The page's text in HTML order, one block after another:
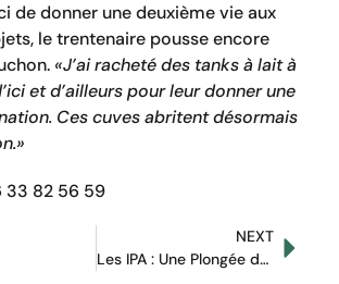
de donner une deuxième vie aux
le trentenaire pousse encore
«J’ai racheté des tanks à lait à
et d’ailleurs pour leur donner une
Ces cuves abritent désormais
33 82 56 59
NEXT
Les IPA : Une Plongée dans l’Univers des Bières Aromatiques